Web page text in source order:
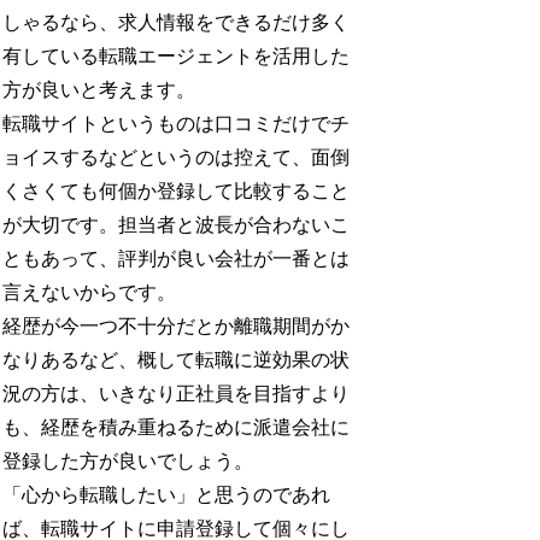
しゃるなら、求人情報をできるだけ多く
有している転職エージェントを活用した
方が良いと考えます。
転職サイトというものは口コミだけでチ
ョイスするなどというのは控えて、面倒
くさくても何個か登録して比較すること
が大切です。担当者と波長が合わないこ
ともあって、評判が良い会社が一番とは
言えないからです。
経歴が今一つ不十分だとか離職期間がか
なりあるなど、概して転職に逆効果の状
況の方は、いきなり正社員を目指すより
も、経歴を積み重ねるために派遣会社に
登録した方が良いでしょう。
「心から転職したい」と思うのであれ
ば、転職サイトに申請登録して個々にし